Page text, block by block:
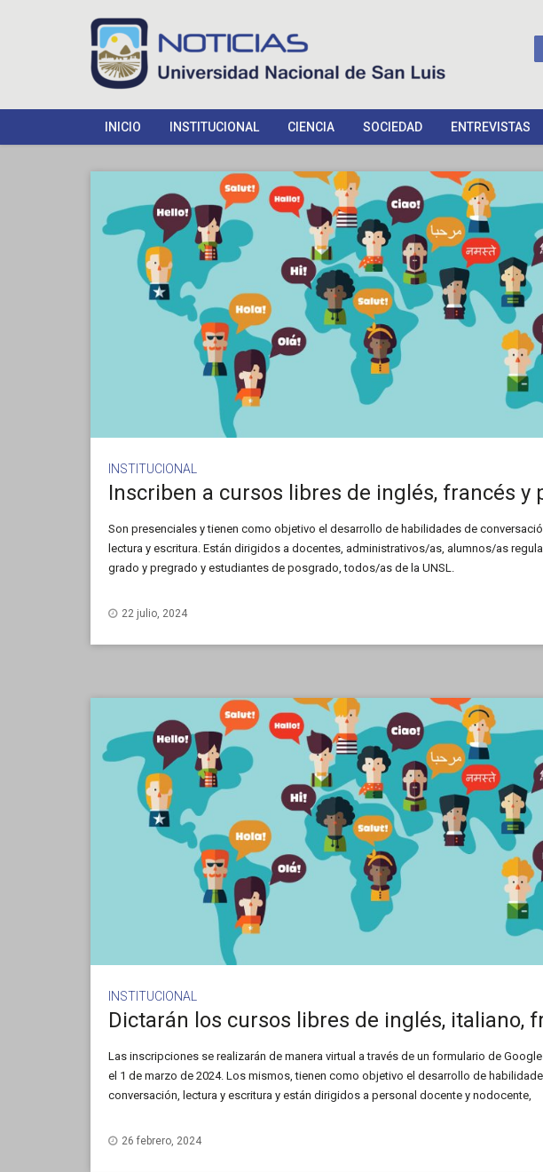
INICIO INSTITUCIONAL CIENCIA SOCIEDAD ENTREVISTAS
INSTITUCIONAL
Son presenciales y tienen como objetivo el desarrollo de habilidades de
lectura y escritura. Están dirigidos a docentes, administrativos/as, alumnos/as
grado y pregrado y estudiantes de posgrado, todos/as de la UNSL.
22 julio, 2024
INSTITUCIONAL
Las inscripciones se realizarán de manera virtual a través de un formulario de
el 1 de marzo de 2024. Los mismos, tienen como objetivo el desarrollo de
conversación, lectura y escritura y están dirigidos a personal docente y nodocente,
carrera), estudiantes de posgrado y a miembros de Institutos de Investigación
26 febrero, 2024